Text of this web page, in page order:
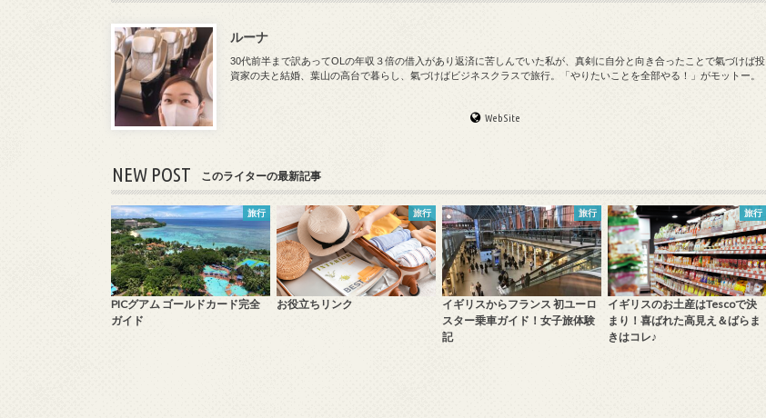
ルーナ
30代前半まで訳あってOLの年収３倍の借入があり返済に苦しんでいた私が、真剣に自分と向き合ったことで氣づけば投
資家の夫と結婚、葉山の高台で暮らし、氣づけばビジネスクラスで旅行。「やりたいことを全部やる！」がモットー。
WebSite
NEW POST このライターの最新記事
旅行
PICグアム ゴールドカード完全
ガイド
旅行
お役立ちリンク
旅行
イギリスからフランス 初ユーロ
スター乗車ガイド！女子旅体験
記
旅行
イギリスのお土産はTescoで決
まり！喜ばれた高見え＆ばらま
きはコレ♪